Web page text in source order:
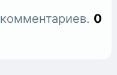
комментариев. 0